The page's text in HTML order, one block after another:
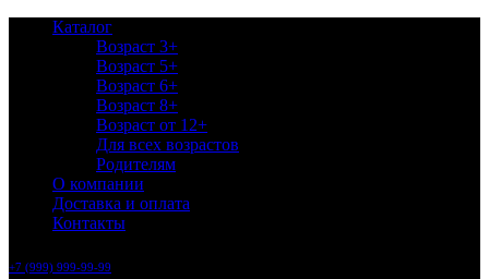
Каталог
Возраст 3+
Возраст 5+
Возраст 6+
Возраст 8+
Возраст от 12+
Для всех возрастов
Родителям
О компании
Доставка и оплата
Контакты
+7 (999) 999-99-99